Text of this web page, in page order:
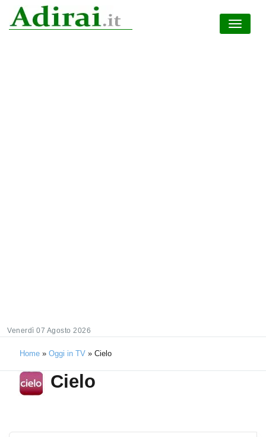
Venerdì 07 Agosto 2026
Home » Oggi in TV » Cielo
Cielo